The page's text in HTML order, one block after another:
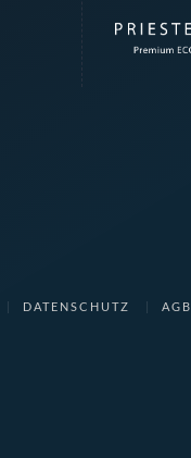
DATENSCHUTZ AGB